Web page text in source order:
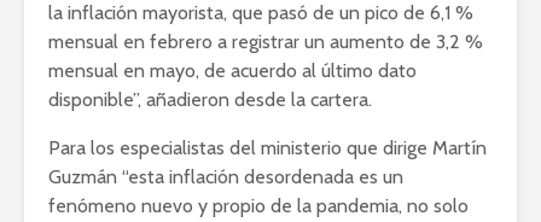
la inflación mayorista, que pasó de un pico de 6,1 %
mensual en febrero a registrar un aumento de 3,2 %
mensual en mayo, de acuerdo al último dato
disponible”, añadieron desde la cartera.
Para los especialistas del ministerio que dirige Martín
Guzmán “esta inflación desordenada es un
fenómeno nuevo y propio de la pandemia, no solo